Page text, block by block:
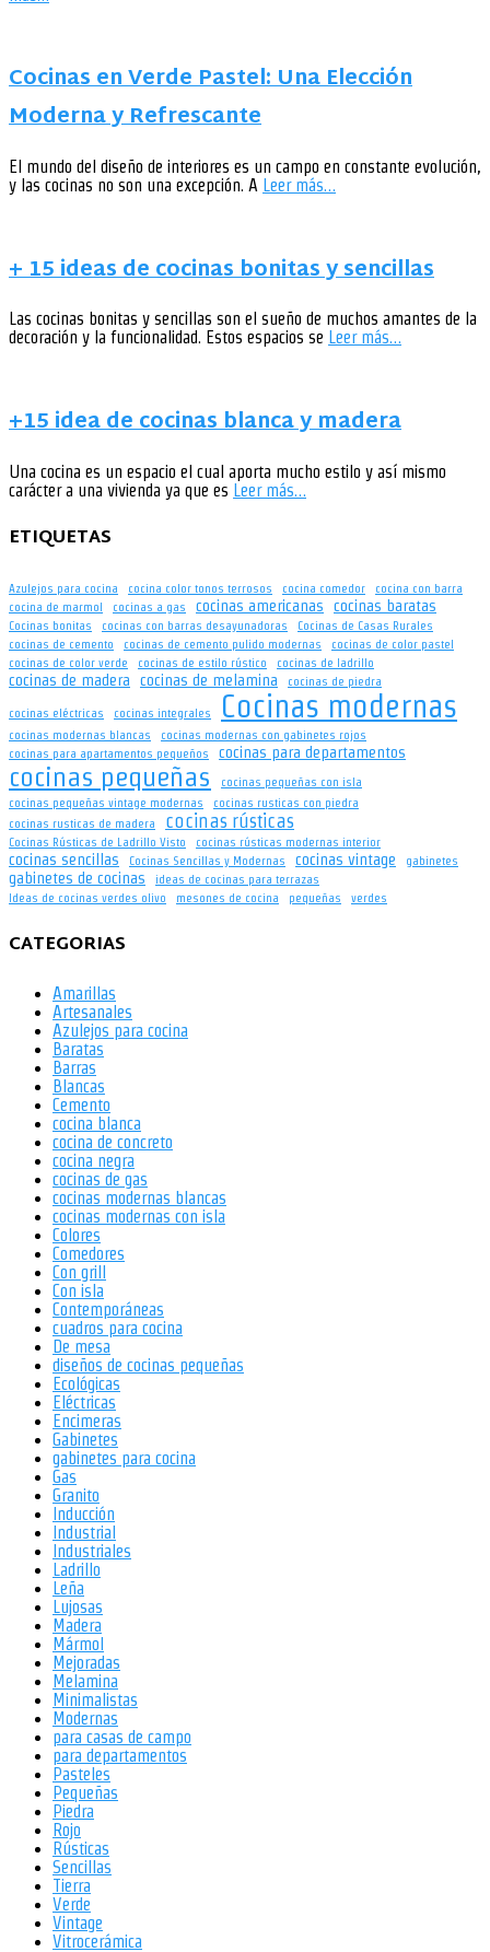
Cocinas en Verde Pastel: Una Elección
Moderna y Refrescante
El mundo del diseño de interiores es un campo en constante evolución,
y las cocinas no son una excepción. A
Leer más…
+ 15 ideas de cocinas bonitas y sencillas
Las cocinas bonitas y sencillas son el sueño de muchos amantes de la
decoración y la funcionalidad. Estos espacios se Leer más…
+15 idea de cocinas blanca y madera
Una cocina es un espacio el cual aporta mucho estilo y así mismo
carácter a una vivienda ya que es
Leer más…
ETIQUETAS
Azulejos para cocina cocina color tonos terrosos cocina comedor
cocina con barra
cocina de marmol
cocinas a gas cocinas americanas cocinas baratas
Cocinas bonitas cocinas con barras desayunadoras
Cocinas de Casas Rurales
cocinas de cemento
cocinas de cemento pulido modernas
cocinas de color pastel
cocinas de color verde
cocinas de estilo rústico cocinas de ladrillo
cocinas de madera cocinas de melamina cocinas de piedra
cocinas eléctricas cocinas integrales Cocinas modernas
cocinas modernas blancas
cocinas modernas con gabinetes rojos
cocinas para apartamentos pequeños
cocinas para departamentos
cocinas pequeñas
cocinas pequeñas con isla
cocinas pequeñas vintage modernas
cocinas rusticas con piedra
cocinas rusticas de madera
cocinas rústicas
Cocinas Rústicas de Ladrillo Visto cocinas rústicas modernas interior
cocinas sencillas Cocinas Sencillas y Modernas cocinas vintage gabinetes
gabinetes de cocinas
ideas de cocinas para terrazas
Ideas de cocinas verdes olivo
mesones de cocina pequeñas verdes
CATEGORIAS
Amarillas
Artesanales
Azulejos para cocina
Baratas
Barras
Blancas
Cemento
cocina blanca
cocina de concreto
cocina negra
cocinas de gas
cocinas modernas blancas
cocinas modernas con isla
Colores
Comedores
Con grill
Con isla
Contemporáneas
cuadros para cocina
De mesa
diseños de cocinas pequeñas
Ecológicas
Eléctricas
Encimeras
Gabinetes
gabinetes para cocina
Gas
Granito
Inducción
Industrial
Industriales
Ladrillo
Leña
Lujosas
Madera
Mármol
Mejoradas
Melamina
Minimalistas
Modernas
para casas de campo
para departamentos
Pasteles
Pequeñas
Piedra
Rojo
Rústicas
Sencillas
Tierra
Verde
Vintage
Vitrocerámica